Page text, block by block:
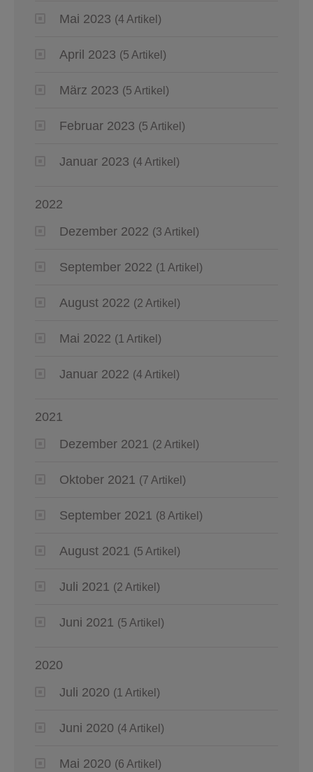
Mai 2023 (4 Artikel)
April 2023 (5 Artikel)
März 2023 (5 Artikel)
Februar 2023 (5 Artikel)
Januar 2023 (4 Artikel)
2022
Dezember 2022 (3 Artikel)
September 2022 (1 Artikel)
August 2022 (2 Artikel)
Mai 2022 (1 Artikel)
Januar 2022 (4 Artikel)
2021
Dezember 2021 (2 Artikel)
Oktober 2021 (7 Artikel)
September 2021 (8 Artikel)
August 2021 (5 Artikel)
Juli 2021 (2 Artikel)
Juni 2021 (5 Artikel)
2020
Juli 2020 (1 Artikel)
Juni 2020 (4 Artikel)
Mai 2020 (6 Artikel)